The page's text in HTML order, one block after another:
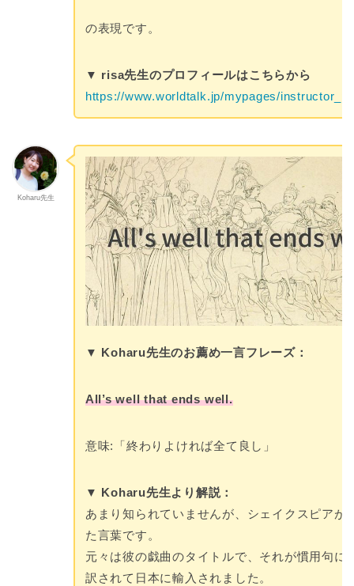
の表現です。
▼ risa先生のプロフィールはこちらから
https://www.worldtalk.jp/mypages/
Koharu先生
▼ Koharu先生のお薦め一言フレーズ：
All’s well that ends well.
意味:「終わりよければ全て良し」
▼ Koharu先生より解説：
あまり知られていませんが、シェイクスピアが
た言葉です。
元々は彼の戯曲のタイトルで、それが慣用句に
訳されて日本に輸入されました。